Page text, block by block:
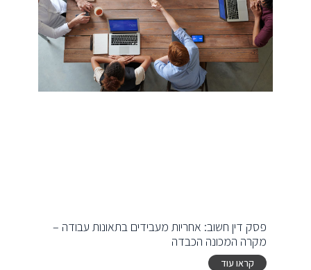
פסק דין חשוב: אחריות מעבידים בתאונות עבודה –
מקרה המכונה הכבדה
קראו עוד